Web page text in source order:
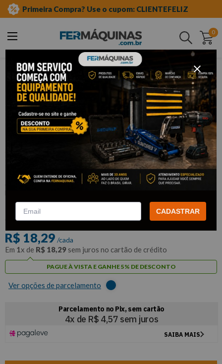
Primeira Compra? Use o cupom: CLIENTEFELIZ
0
Buscar
ferramentas manuais chave canhão avulsa
Chave Canhão 4X125 mm - CORNETA
:3109044
R$17,38
com5% de descontono PIX ou Boleto
R$ 18,29 /cada
Em 1x de R$ 18,29 sem juros no cartão de crédito
PAGUE À VISTA E GANHE 5% DE DESCONTO
Ver opções de parcelamento
CADASTRAR